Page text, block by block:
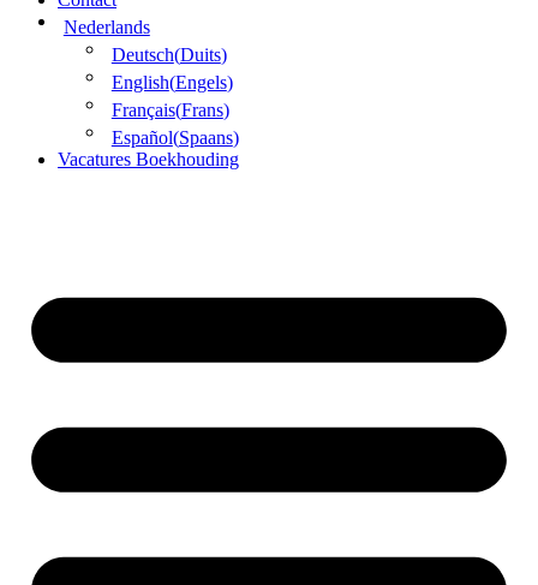
Nederlands
Deutsch(Duits)
English(Engels)
Français(Frans)
Español(Spaans)
Vacatures Boekhouding